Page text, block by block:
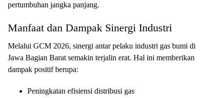
pertumbuhan jangka panjang.
Manfaat dan Dampak Sinergi Industri
Melalui GCM 2026, sinergi antar pelaku industri gas bumi di
Jawa Bagian Barat semakin terjalin erat. Hal ini memberikan
dampak positif berupa:
Peningkatan efisiensi distribusi gas